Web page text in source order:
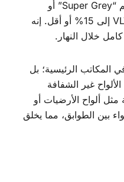
غالبًا ما يتم تسويق هذا الزجاج باسم “Super Grey” أو
“Dark Grey”، وهو يخفض نسبة VLT إلى 15% أو أقل. إنه
خلال النهار.
المكاتب الرئيسية؛ بل
غير الشفافة
مثل ألواح الأرضيات أو
بين الطوابق، مما يخلق